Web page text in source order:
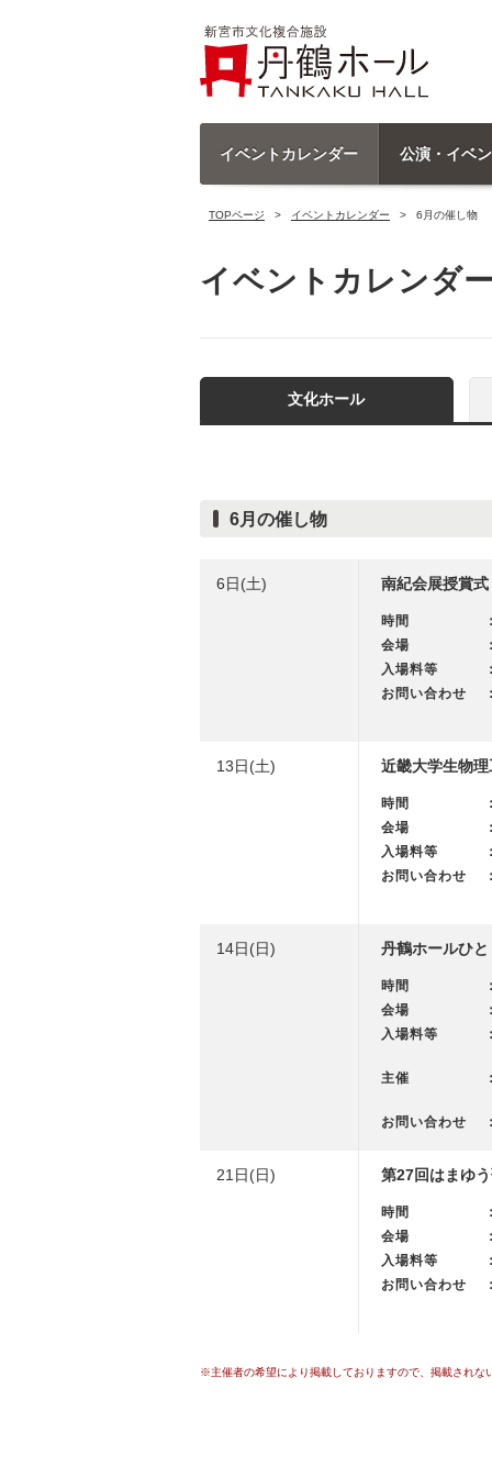
イベントカレンダー 公演・イベ
TOPページ イベントカレンダー 6月の催し物
イベントカレンダ
文化ホール
6月の催し物
6日(土) 南紀会展授賞式
時間
会場
入場料等
お問い合わせ
13日(土) 近畿大学生物
時間
会場
入場料等
お問い合わせ
14日(日) 丹鶴ホールひ
時間
会場
入場料等
主催
お問い合わせ
21日(日) 第27回はまゆ
時間
会場
入場料等
お問い合わせ
※主催者の希望により掲載しておりますので、掲載されな